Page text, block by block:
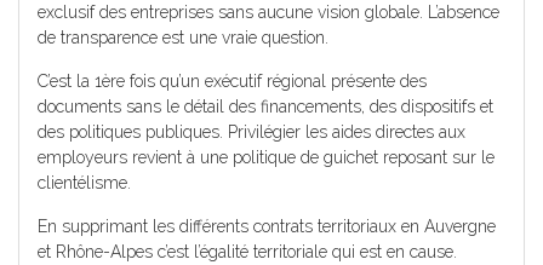
exclusif des entreprises sans aucune vision globale. L’absence
de transparence est une vraie question.
C’est la 1ère fois qu’un exécutif régional présente des
documents sans le détail des financements, des dispositifs et
des politiques publiques. Privilégier les aides directes aux
employeurs revient à une politique de guichet reposant sur le
clientélisme.
En supprimant les différents contrats territoriaux en Auvergne
et Rhône-Alpes c’est l’égalité territoriale qui est en cause.